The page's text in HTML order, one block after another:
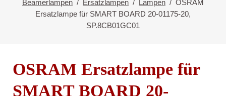
Beamerlampen Ersatzlampen Lampen
OSRAM
Ersatzlampe für SMART BOARD 20-01175-20,
SP.8CB01GC01
OSRAM Ersatzlampe für
SMART BOARD 20-